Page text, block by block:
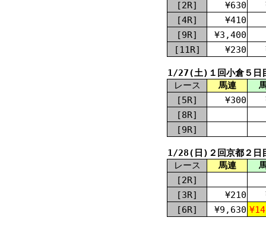
[2R] ¥630
[4R]
¥410
[9R]
¥3,400
[11R]
¥230
1/27(土)１回小倉５日
レース
馬連
[5R]
¥300
[8R]
[9R]
1/28(日)２回京都２日
レース
馬連
[2R]
[3R]
¥210
[6R]
¥9,630